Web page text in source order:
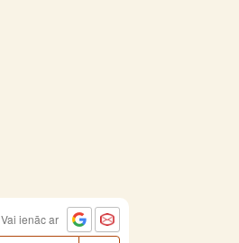
Vai ienāc ar